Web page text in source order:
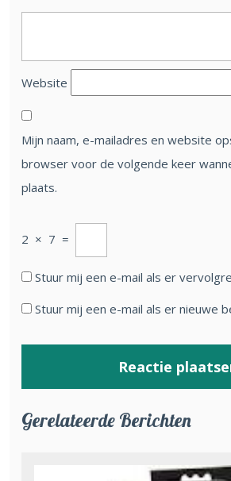
Website
Mijn naam, e-mailadres en website
browser voor de volgende keer
plaats.
2 × 7 =
Stuur mij een e-mail als er
Stuur mij een e-mail als er nieuwe
Gerelateerde Berichten